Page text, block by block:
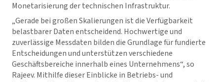
Monetarisierung der technischen Infrastruktur.
„Gerade bei großen Skalierungen ist die Verfügbarkeit
belastbarer Daten entscheidend. Hochwertige und
zuverlässige Messdaten bilden die Grundlage für fundierte
Entscheidungen und unterstützen verschiedene
Geschäftsbereiche innerhalb eines Unternehmens“, so
Rajeev. Mithilfe dieser Einblicke in Betriebs- und